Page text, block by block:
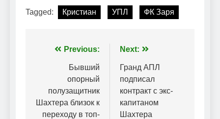
Tagged: Кристиан УПЛ ФК Заря
Навігація
записів
Previous:
Бывший
опорный
полузащитник
Шахтера близок к
переходу в топ-
Next:
Гранд АПЛ
подписал
контракт с экс-
капитаном
Шахтера